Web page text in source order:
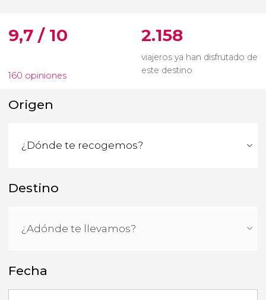
9,7 / 10
160 opiniones
2.158
viajeros ya han disfrutado de
este destino
Origen
Destino
Fecha